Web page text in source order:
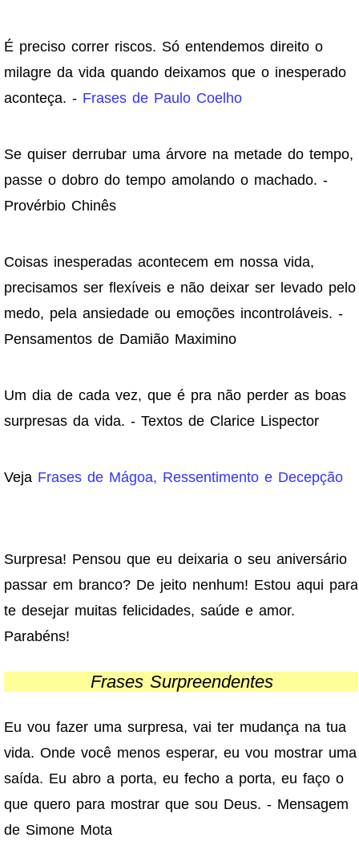
É preciso correr riscos. Só entendemos direito o
milagre da vida quando deixamos que o inesperado
aconteça. - Frases de Paulo Coelho
Se quiser derrubar uma árvore na metade do tempo,
passe o dobro do tempo amolando o machado. -
Provérbio Chinês
Coisas inesperadas acontecem em nossa vida,
precisamos ser flexíveis e não deixar ser levado pelo
medo, pela ansiedade ou emoções incontroláveis. -
Pensamentos de Damião Maximino
Um dia de cada vez, que é pra não perder as boas
surpresas da vida. - Textos de Clarice Lispector
Veja Frases de Mágoa, Ressentimento e Decepção
Surpresa! Pensou que eu deixaria o seu aniversário
passar em branco? De jeito nenhum! Estou aqui para
te desejar muitas felicidades, saúde e amor.
Parabéns!
Frases Surpreendentes
Eu vou fazer uma surpresa, vai ter mudança na tua
vida. Onde você menos esperar, eu vou mostrar uma
saída. Eu abro a porta, eu fecho a porta, eu faço o
que quero para mostrar que sou Deus. - Mensagem
de Simone Mota